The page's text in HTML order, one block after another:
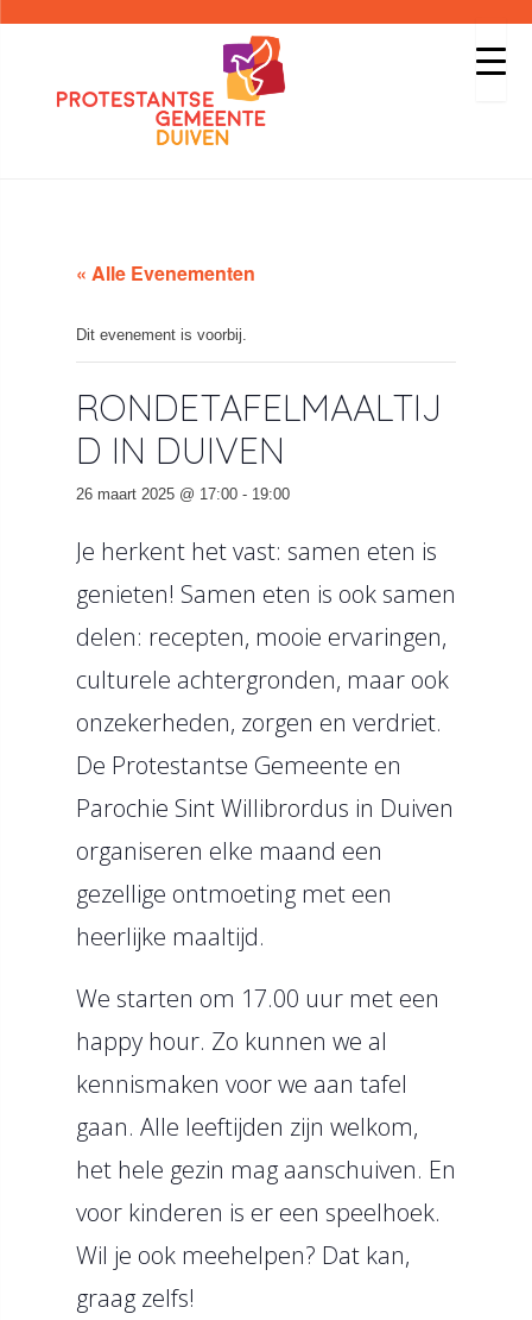
« Alle Evenementen
Dit evenement is voorbij.
RONDETAFELMAALTIJ
D IN DUIVEN
26 maart 2025 @ 17:00 - 19:00
Je herkent het vast: samen eten is
genieten! Samen eten is ook samen
delen: recepten, mooie ervaringen,
culturele achtergronden, maar ook
onzekerheden, zorgen en verdriet.
De Protestantse Gemeente en
Parochie Sint Willibrordus in Duiven
organiseren elke maand een
gezellige ontmoeting met een
heerlijke maaltijd.
We starten om 17.00 uur met een
happy hour. Zo kunnen we al
kennismaken voor we aan tafel
gaan. Alle leeftijden zijn welkom,
het hele gezin mag aanschuiven. En
voor kinderen is er een speelhoek.
Wil je ook meehelpen? Dat kan,
graag zelfs!